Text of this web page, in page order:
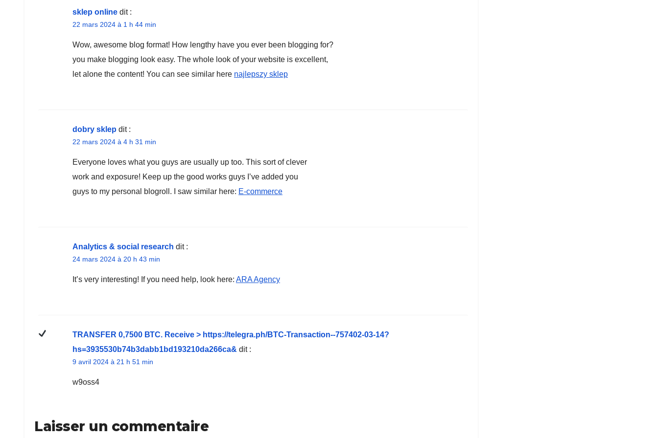
sklep online dit :
22 mars 2024 à 1 h 44 min
Wow, awesome blog format! How lengthy have you ever been blogging for?
you make blogging look easy. The whole look of your website is excellent,
let alone the content! You can see similar here najlepszy sklep
dobry sklep dit :
22 mars 2024 à 4 h 31 min
Everyone loves what you guys are usually up too. This sort of clever
work and exposure! Keep up the good works guys I’ve added you
guys to my personal blogroll. I saw similar here: E-commerce
Analytics & social research dit :
24 mars 2024 à 20 h 43 min
It’s very interesting! If you need help, look here: ARA Agency
ТRАNSFЕR 0,7500 ВТС. Receive > https://telegra.ph/BTC-Transaction--757402-03-14?
hs=3935530b74b3dabb1bd193210da266ca& dit :
9 avril 2024 à 21 h 51 min
w9oss4
Laisser un commentaire